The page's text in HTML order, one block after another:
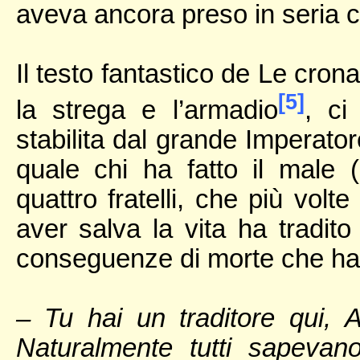
aveva ancora preso in seria
Il testo fantastico de Le
la strega e l’armadio[5], ci
stabilita dal grande
quale chi ha fatto il male
quattro fratelli, che più
aver salva la vita ha
conseguenze di morte che
– Tu hai un traditore qui,
Naturalmente tutti